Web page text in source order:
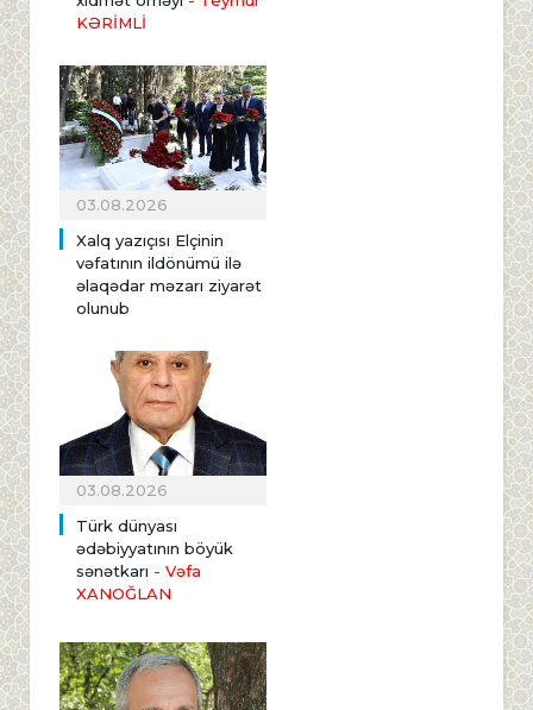
KƏRİMLİ
03.08.2026
Xalq yazıçısı Elçinin
vəfatının ildönümü ilə
əlaqədar məzarı ziyarət
olunub
03.08.2026
Türk dünyası
ədəbiyyatının böyük
sənətkarı - Vəfa
XANOĞLAN